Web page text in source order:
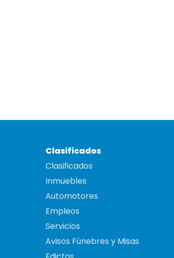
Clasificados
Clasificados
Inmuebles
Automotores
Empleos
Servicios
Avisos Fúnebres y Misas